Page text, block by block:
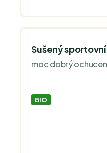
Sušený
moc dobrý
BIO